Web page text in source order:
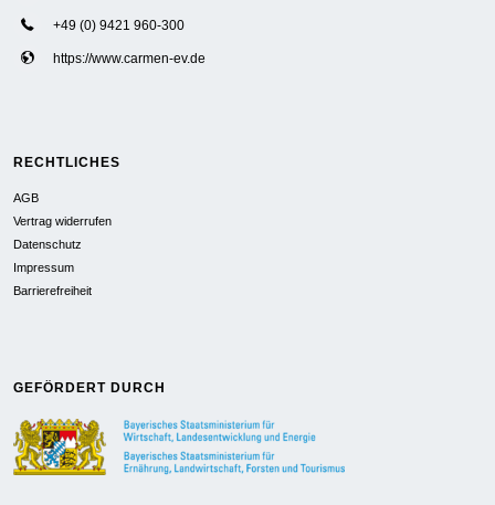
+49 (0) 9421 960-300
https://www.carmen-ev.de
RECHTLICHES
AGB
Vertrag widerrufen
Datenschutz
Impressum
Barrierefreiheit
GEFÖRDERT DURCH